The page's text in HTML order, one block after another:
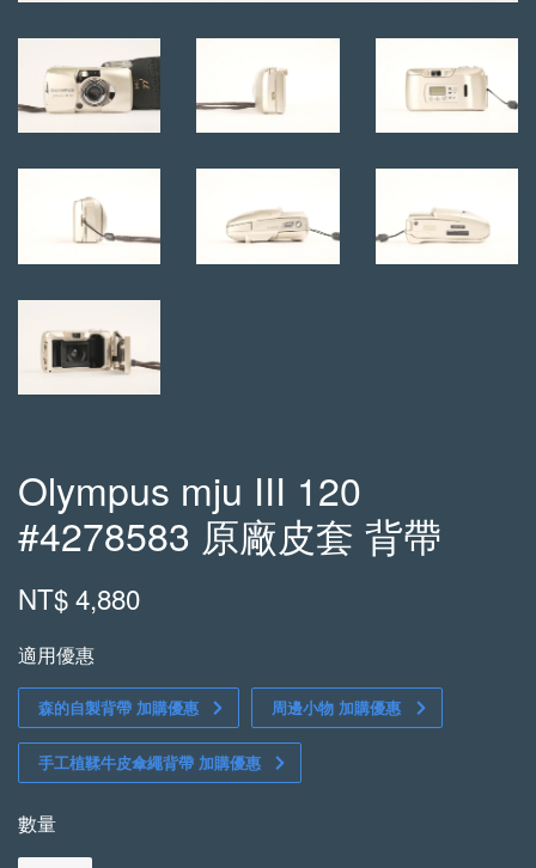
Olympus mju III 120
#4278583 原廠皮套 背帶
NT$ 4,880
適用優惠
森的自製背帶 加購優惠 周邊小物 加購優惠
手工植鞣牛皮傘繩背帶 加購優惠
數量